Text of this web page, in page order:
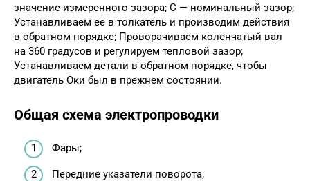
значение измеренного зазора; C — номинальный зазор;
Устанавливаем ее в толкатель и производим действия
в обратном порядке; Проворачиваем коленчатый вал
на 360 градусов и регулируем тепловой зазор;
Устанавливаем детали в обратном порядке, чтобы
двигатель Оки был в прежнем состоянии.
Общая схема электропроводки
Фары;
Передние указатели поворота;